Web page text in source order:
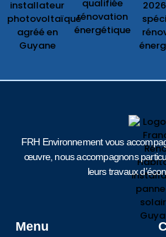
FRH Environnement vous
œuvre, nous accompagnons
leurs travaux
Menu